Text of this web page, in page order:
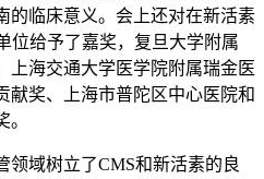
的临床意义。会上还对在新活素
位给予了嘉奖，复旦大学附属
上海交通大学医学院附属瑞金医
献奖、上海市普陀区中心医院和
领域树立了CMS和新活素的良